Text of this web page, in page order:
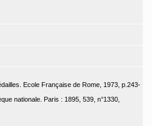
Ecole Française de Rome, 1973, p.243-
nationale. Paris : 1895, 539, n°1330,